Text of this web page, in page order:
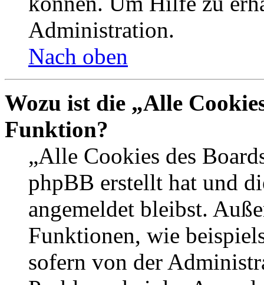
Administration.
Nach oben
Wozu ist die „Alle
Funktion?
„Alle Cookies des
phpBB erstellt hat und
angemeldet bleibst.
Funktionen, wie
sofern von der